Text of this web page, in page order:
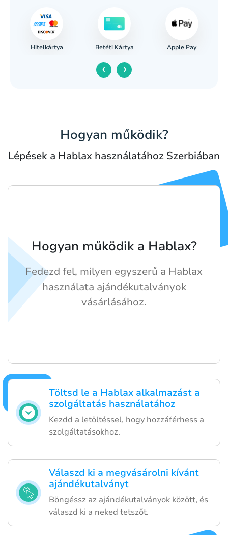
Hitelkártya Betéti Kártya Apple Pay
‹ ›
Hogyan működik?
Lépések a Hablax használatához Szerbiában
Töltsd le a Hablax alkalmazást a
szolgáltatás használatához
Kezdd a letöltéssel, hogy hozzáférhess a
szolgáltatásokhoz.
Válaszd ki a megvásárolni kívánt
ajándékutalványt
Böngéssz az ajándékutalványok között, és
válaszd ki a neked tetszőt.
Hogyan működik a Hablax?
Fedezd fel, milyen egyszerű a Hablax
használata ajándékutalványok
vásárlásához.